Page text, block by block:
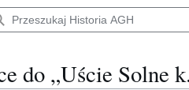
do „Uście Solne